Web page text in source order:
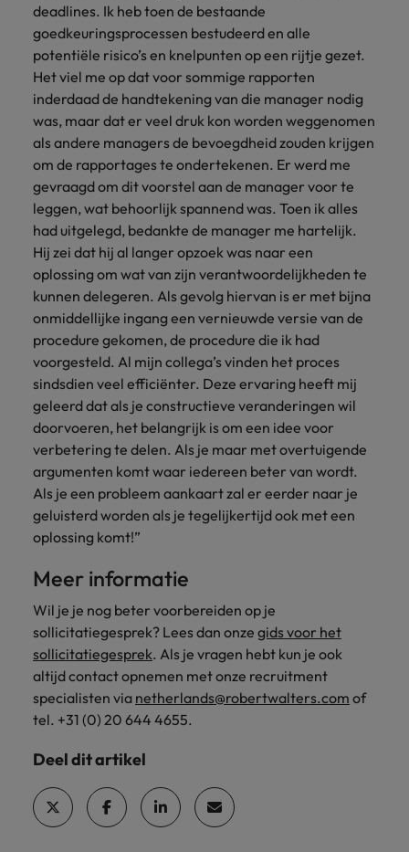
deadlines. Ik heb toen de bestaande
goedkeuringsprocessen bestudeerd en alle
potentiële risico’s en knelpunten op een rijtje gezet.
Het viel me op dat voor sommige rapporten
inderdaad de handtekening van die manager nodig
was, maar dat er veel druk kon worden weggenomen
als andere managers de bevoegdheid zouden krijgen
om de rapportages te ondertekenen. Er werd me
gevraagd om dit voorstel aan de manager voor te
leggen, wat behoorlijk spannend was. Toen ik alles
had uitgelegd, bedankte de manager me hartelijk.
Hij zei dat hij al langer opzoek was naar een
oplossing om wat van zijn verantwoordelijkheden te
kunnen delegeren. Als gevolg hiervan is er met bijna
onmiddellijke ingang een vernieuwde versie van de
procedure gekomen, de procedure die ik had
voorgesteld. Al mijn collega’s vinden het proces
sindsdien veel efficiënter. Deze ervaring heeft mij
geleerd dat als je constructieve veranderingen wil
doorvoeren, het belangrijk is om een idee voor
verbetering te delen. Als je maar met overtuigende
argumenten komt waar iedereen beter van wordt.
Als je een probleem aankaart zal er eerder naar je
geluisterd worden als je tegelijkertijd ook met een
oplossing komt!”
Meer informatie
Wil je je nog beter voorbereiden op je
sollicitatiegesprek? Lees dan onze gids voor het
sollicitatiegesprek. Als je vragen hebt kun je ook
altijd contact opnemen met onze recruitment
specialisten via netherlands@robertwalters.com of
tel. +31 (0) 20 644 4655.
Deel dit artikel